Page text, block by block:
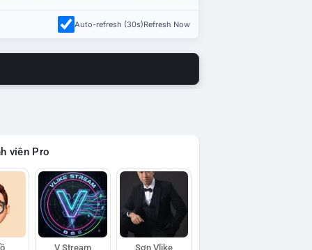
Auto-refresh (30s)Refresh Now
viên Pro
V Stream Sơn Vlike